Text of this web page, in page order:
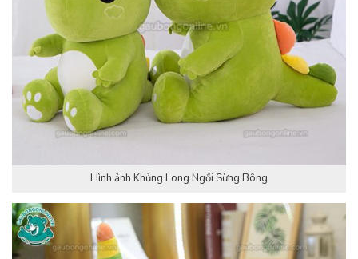
Hình ảnh Khủng Long Ngồi Sừng Bông